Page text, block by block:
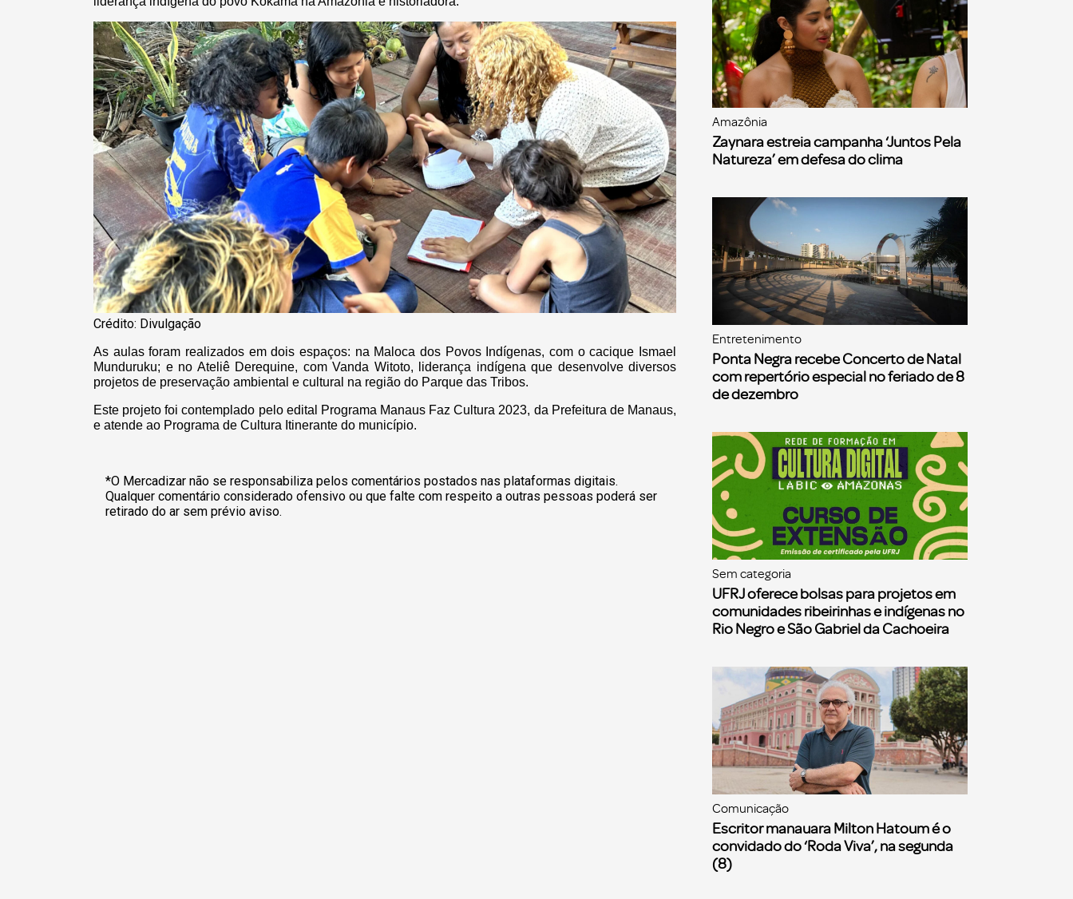
Crédito: Divulgação
As aulas foram realizados em dois espaços: na Maloca dos Povos Indígenas, com o cacique Ismael
Munduruku; e no Ateliê Derequine, com Vanda Witoto, liderança indígena que desenvolve diversos
projetos de preservação ambiental e cultural na região do Parque das Tribos.
Este projeto foi contemplado pelo edital Programa Manaus Faz Cultura 2023, da Prefeitura de Manaus,
e atende ao Programa de Cultura Itinerante do município.
*O Mercadizar não se responsabiliza pelos comentários postados nas plataformas digitais.
Qualquer comentário considerado ofensivo ou que falte com respeito a outras pessoas poderá ser
retirado do ar sem prévio aviso.
Amazônia
Zaynara estreia campanha ‘Juntos Pela
Natureza’ em defesa do clima
Entretenimento
Ponta Negra recebe Concerto de Natal
com repertório especial no feriado de 8
de dezembro
Sem categoria
UFRJ oferece bolsas para projetos em
comunidades ribeirinhas e indígenas no
Rio Negro e São Gabriel da Cachoeira
Comunicação
Escritor manauara Milton Hatoum é o
convidado do ‘Roda Viva’, na segunda
(8)